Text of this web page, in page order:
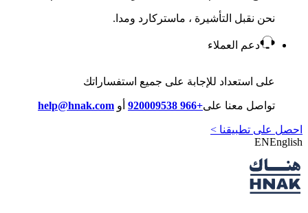
نحن نقبل التأشيرة ، ماستركارد ومدا.
دعم العملاء
على استعداد للإجابة على جميع استفساراتك
تواصل معنا على+966 920009538 أو help@hnak.com
احصل على تطبيقنا >
ENEnglish